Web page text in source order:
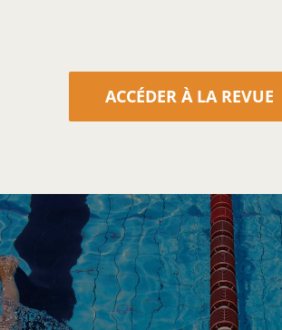
ACCÉDER À LA REVUE